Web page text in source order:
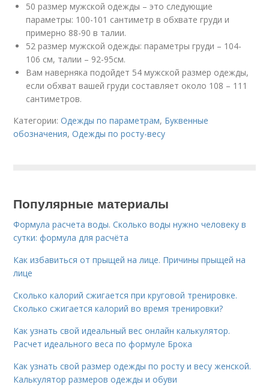
50 размер мужской одежды – это следующие
параметры: 100-101 сантиметр в обхвате груди и
примерно 88-90 в талии.
52 размер мужской одежды: параметры груди – 104-
106 см, талии – 92-95см.
Вам наверняка подойдет 54 мужской размер одежды,
если обхват вашей груди составляет около 108 – 111
сантиметров.
Категории:Одежды по параметрам, Буквенные
обозначения,Одежды по росту-весу
Популярные материалы
Формула расчета воды. Сколько воды нужно человеку в
сутки: формула для расчёта
Как избавиться от прыщей на лице. Причины прыщей на
лице
Сколько калорий сжигается при круговой тренировке.
Сколько сжигается калорий во время тренировки?
Как узнать свой идеальный вес онлайн калькулятор.
Расчет идеального веса по формуле Брока
Как узнать свой размер одежды по росту и весу женской.
Калькулятор размеров одежды и обуви